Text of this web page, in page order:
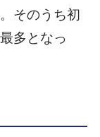
そのうち初
多となっ